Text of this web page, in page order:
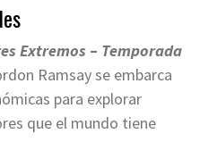
Extremos – Temporada
Ramsay se embarca
para explorar
que el mundo tiene